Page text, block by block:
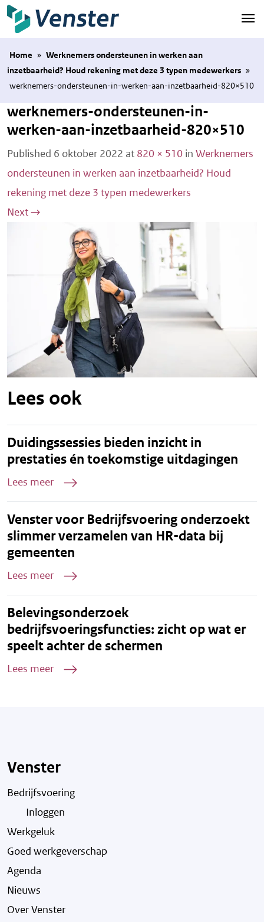
Naar hoofdinhoud
Home » Werknemers ondersteunen in werken aan
inzetbaarheid? Houd rekening met deze 3 typen medewerkers »
werknemers-ondersteunen-in-werken-aan-inzetbaarheid-820×510
werknemers-ondersteunen-in-
werken-aan-inzetbaarheid-820×510
Published 6 oktober 2022 at 820 × 510 in Werknemers
ondersteunen in werken aan inzetbaarheid? Houd
rekening met deze 3 typen medewerkers
Next→
Lees ook
Duidingssessies bieden inzicht in
prestaties én toekomstige uitdagingen
Lees meer
Venster voor Bedrijfsvoering onderzoekt
slimmer verzamelen van HR-data bij
gemeenten
Lees meer
Belevingsonderzoek
bedrijfsvoeringsfuncties: zicht op wat er
speelt achter de schermen
Lees meer
Venster
Bedrijfsvoering
Inloggen
Werkgeluk
Goed werkgeverschap
Agenda
Nieuws
Over Venster